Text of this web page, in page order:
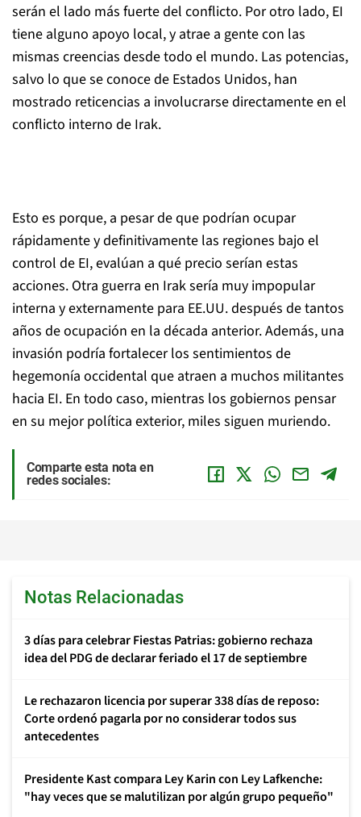
serán el lado más fuerte del conflicto. Por otro lado, EI
tiene alguno apoyo local, y atrae a gente con las
mismas creencias desde todo el mundo. Las potencias,
salvo lo que se conoce de Estados Unidos, han
mostrado reticencias a involucrarse directamente en el
conflicto interno de Irak.
Esto es porque, a pesar de que podrían ocupar
rápidamente y definitivamente las regiones bajo el
control de EI, evalúan a qué precio serían estas
acciones. Otra guerra en Irak sería muy impopular
interna y externamente para EE.UU. después de tantos
años de ocupación en la década anterior. Además, una
invasión podría fortalecer los sentimientos de
hegemonía occidental que atraen a muchos militantes
hacia EI. En todo caso, mientras los gobiernos pensar
en su mejor política exterior, miles siguen muriendo.
Comparte esta nota en
redes sociales:
Notas Relacionadas
3 días para celebrar Fiestas Patrias: gobierno rechaza
idea del PDG de declarar feriado el 17 de septiembre
Le rechazaron licencia por superar 338 días de reposo:
Corte ordenó pagarla por no considerar todos sus
antecedentes
Presidente Kast compara Ley Karin con Ley Lafkenche:
"hay veces que se malutilizan por algún grupo pequeño"